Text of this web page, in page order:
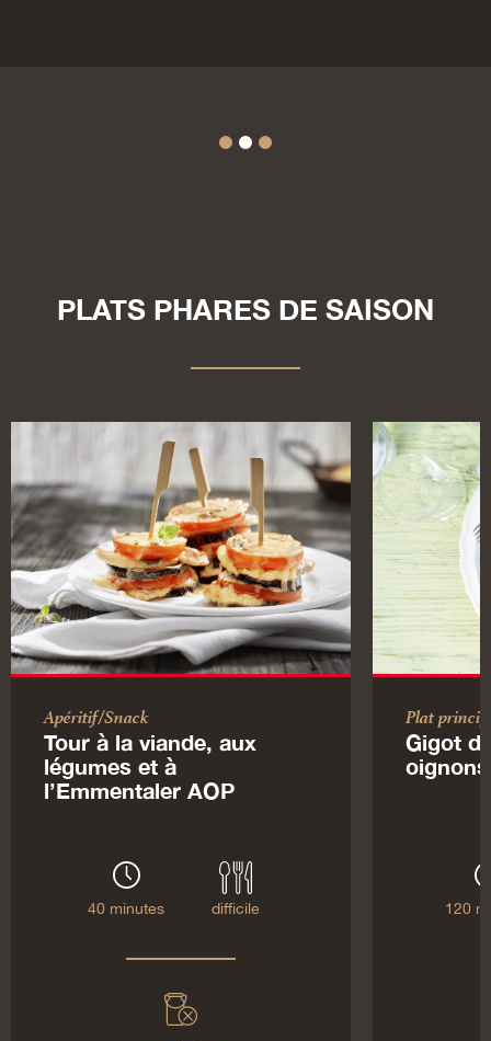
PLATS PHARES DE SAISON
Apéritif/Snack
Tour à la viande, aux
légumes et à
l’Emmentaler AOP
40 minutes difficile
Plat
Gigot
120